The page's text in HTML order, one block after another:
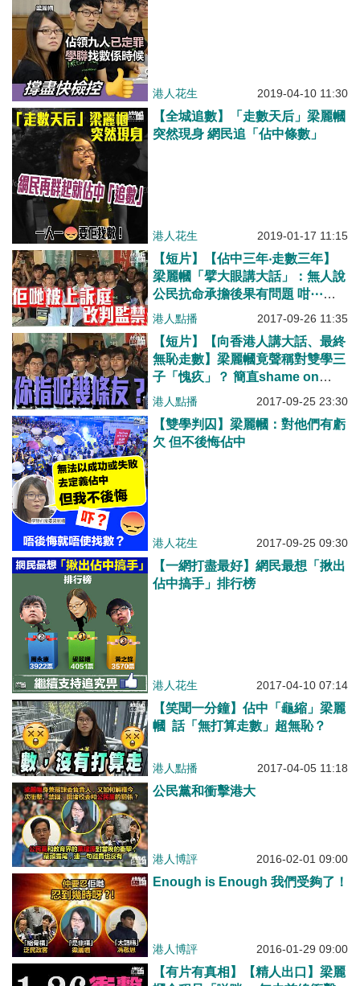
港人花生 2019-04-10 11:30
【全城追數】「走數天后」梁麗幗
突然現身 網民追「佔中條數」
港人花生 2019-01-17 11:15
【短片】【佔中三年‧走數三年】
梁麗幗「擘大眼講大話」：無人說
公民抗命承擔後果有問題 咁⋯點
解黃之鋒賴「政治打壓」？點解戴
港人點播 2017-09-26 11:35
【短片】【向香港人講大話、最終
無恥走數】梁麗幗竟聲稱對雙學三
子「愧疚」？ 簡直shame on
you！
港人點播 2017-09-25 23:30
【雙學判囚】梁麗幗：對他們有虧
欠 但不後悔佔中
港人花生 2017-09-25 09:30
【一網打盡最好】網民最想「揪出
佔中搞手」排行榜
港人花生 2017-04-10 07:14
【笑聞一分鐘】佔中「龜縮」梁麗
幗 話「無打算走數」超無恥？
港人點播 2017-04-05 11:18
公民黨和衝擊港大
港人博評 2016-02-01 09:00
Enough is Enough 我們受夠了！
港人博評 2016-01-29 09:00
【有片有真相】【精人出口】梁麗